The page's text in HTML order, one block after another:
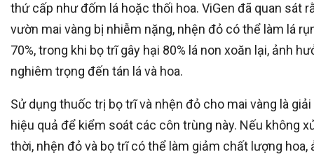
thứ cấp như đốm lá hoặc thối hoa. ViGen đã quan sát
vườn mai vàng bị nhiễm nặng, nhện đỏ có thể làm lá
70%, trong khi bọ trĩ gây hại 80% lá non xoăn lại, ảnh
nghiêm trọng đến tán lá và hoa.
Sử dụng thuốc trị bọ trĩ và nhện đỏ cho mai vàng là giải
hiệu quả để kiểm soát các côn trùng này. Nếu không
thời, nhện đỏ và bọ trĩ có thể làm giảm chất lượng hoa,